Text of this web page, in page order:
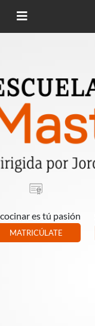
es tú pasión
MATRICÚLATE